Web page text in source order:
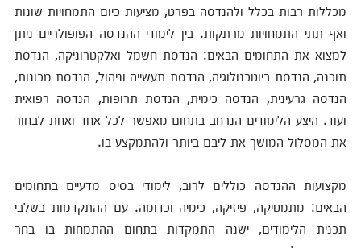
מכללות רבות בכלל ולהנדסה בפרט, מציעות כיום התמחויות שונות
ואף תתי התמחויות מרתקות. בין לימודי ההנדסה הפופולריים ניתן
למצוא את התחומים הבאים: הנדסת חשמל ואלקטרוניקה, הנדסת
תוכנה, הנדסת ביוטכנולוגיה, הנדסת תעשייה וניהול, הנדסת מכונות,
הנדסה גרעינית, הנדסה כימית, הנדסת תרופות, הנדסה רפואית
ועוד. היצע הלימודים הנרחב בתחום מאפשר לכל אחד ואחת לבחור
את המסלול המושך את ליבם ביותר ולהתמקצע בו.
מקצועות ההנדסה כוללים לרוב, לימודי בסיס מדעיים בתחומים
הבאים: מתמטיקה, פיזיקה, כימיה וכדומה. עם ההתקדמות בשלבי
תכנית הלימודים, ישנה התמקדות בתחום ההתמחות בו בחר